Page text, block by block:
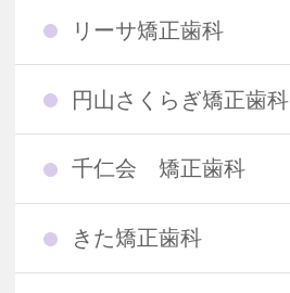
リーサ矯正歯科
円山さくらぎ矯正歯科
千仁会 矯正歯科
きた矯正歯科